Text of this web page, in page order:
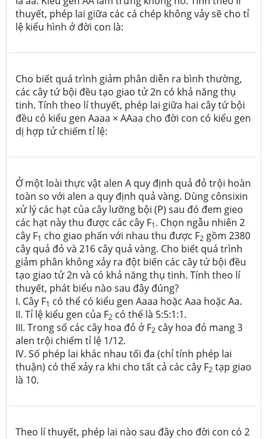
thuyết, phép lai giữa các cá chép không vảy sẽ cho tỉ
lệ kiểu hình ở đời con là:
Cho biết quá trình giảm phân diễn ra bình thường,
các cây tứ bội đều tạo giao tử 2n có khả năng thụ
tinh. Tính theo lí thuyết, phép lai giữa hai cây tứ bội
đều có kiểu gen Aaaa × AAaa cho đời con có kiểu gen
dị hợp tử chiếm tỉ lệ:
Ở một loài thực vật alen A quy định quả đỏ trội hoàn
toàn so với alen a quy định quả vàng. Dùng cônsixin
xử lý các hạt của cây lưỡng bội (P) sau đó đem gieo
các hạt này thu được các cây F1. Chọn ngẫu nhiên 2
cây F1 cho giao phấn với nhau thu được F2 gồm 2380
cây quả đỏ và 216 cây quả vàng. Cho biết quá trình
giảm phân không xảy ra đột biến các cây tứ bội đều
tạo giao tử 2n và có khả năng thụ tinh. Tính theo lí
thuyết, phát biểu nào sau đây đúng?
I. Cây F1 có thể có kiểu gen Aaaa hoặc Aaa hoặc Aa.
II. Tỉ lệ kiểu gen của F2 có thể là 5:5:1:1.
III. Trong số các cây hoa đỏ ở F2 cây hoa đỏ mang 3
alen trội chiếm tỉ lệ 1/12.
IV. Số phép lai khác nhau tối đa (chỉ tính phép lai
thuận) có thể xảy ra khi cho tất cả các cây F2 tạp giao
là 10.
Theo lí thuyết, phép lai nào sau đây cho đời con có 2